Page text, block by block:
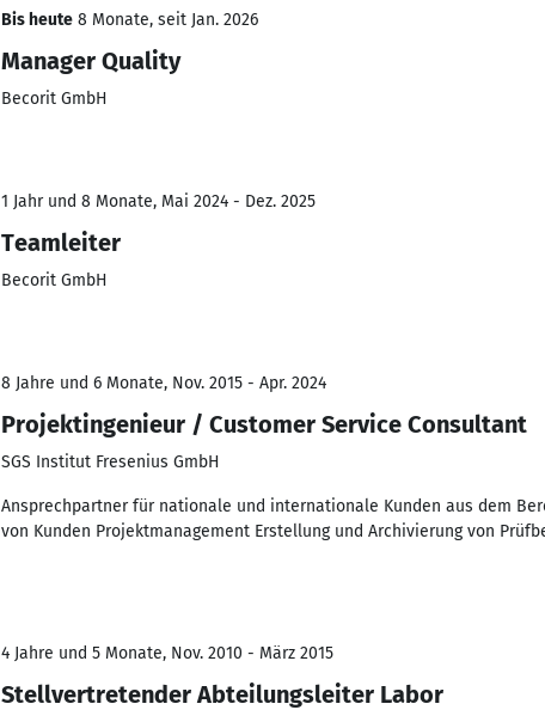
Bis heute 8 Monate, seit Jan. 2026
Manager Quality
Becorit GmbH
1 Jahr und 8 Monate, Mai 2024 - Dez. 2025
Teamleiter
Becorit GmbH
8 Jahre und 6 Monate, Nov. 2015 - Apr. 2024
Projektingenieur / Customer Service Consultant
SGS Institut Fresenius GmbH
Ansprechpartner für nationale und internationale Kunden aus dem
von Kunden Projektmanagement Erstellung und Archivierung von
4 Jahre und 5 Monate, Nov. 2010 - März 2015
Stellvertretender Abteilungsleiter Labor